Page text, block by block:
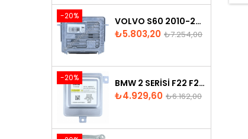
-20% VOLVO S60 2010-2018 XENON FAR BEYNI 31297942
Fiyat
₺5.803,20 Normal
₺7.254,00
-20% BMW 2 SERISI F22 F23 2013-2016 XENON FAR BEYNI 7318327
Fiyat
₺4.929,60 Normal
₺6.162,00